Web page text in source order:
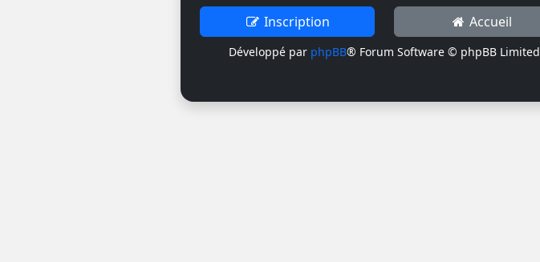
Inscription Accueil
Développé par phpBB® Forum Software © phpBB Limited